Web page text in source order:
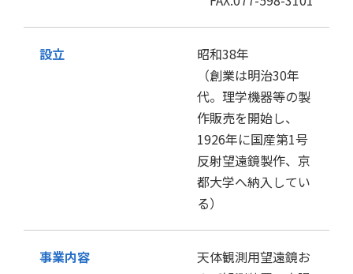
設立
昭和38年
（創業は明治30年
代。理学機器等の製
作販売を開始し、
1926年に国産第1号
反射望遠鏡製作、京
都大学へ納入してい
る）
事業内容
天体観測用望遠鏡お